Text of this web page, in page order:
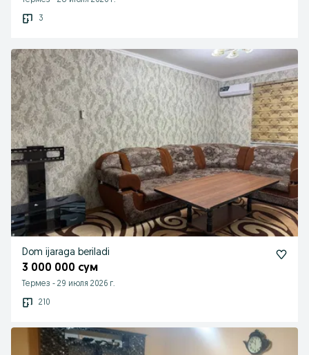
3
Dom ijaraga beriladi
3 000 000 сум
Термез - 29 июля 2026 г.
210